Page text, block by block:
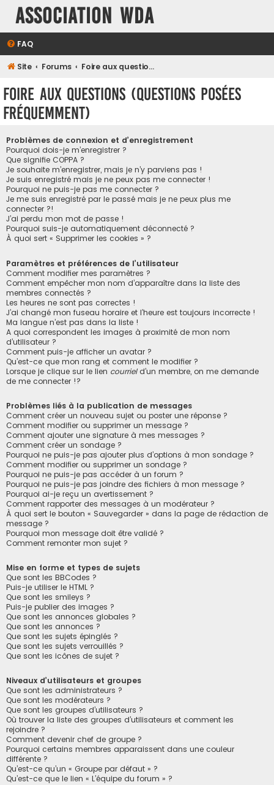
Association WDA
FAQ
Site Forums Foire aux questions (Questions posées fréquemment)
Foire aux questions (Questions posées
fréquemment)
Problèmes de connexion et d’enregistrement
Pourquoi dois-je m’enregistrer ?
Que signifie COPPA ?
Je souhaite m’enregistrer, mais je n’y parviens pas !
Je suis enregistré mais je ne peux pas me connecter !
Pourquoi ne puis-je pas me connecter ?
Je me suis enregistré par le passé mais je ne peux plus me
connecter ?!
J’ai perdu mon mot de passe !
Pourquoi suis-je automatiquement déconnecté ?
À quoi sert « Supprimer les cookies » ?
Paramètres et préférences de l’utilisateur
Comment modifier mes paramètres ?
Comment empêcher mon nom d’apparaître dans la liste des
membres connectés ?
Les heures ne sont pas correctes !
J’ai changé mon fuseau horaire et l’heure est toujours incorrecte !
Ma langue n’est pas dans la liste !
A quoi correspondent les images à proximité de mon nom
d’utilisateur ?
Comment puis-je afficher un avatar ?
Qu’est-ce que mon rang et comment le modifier ?
Lorsque je clique sur le lien courrield’un membre, on me demande
de me connecter !?
Problèmes liés à la publication de messages
Comment créer un nouveau sujet ou poster une réponse ?
Comment modifier ou supprimer un message ?
Comment ajouter une signature à mes messages ?
Comment créer un sondage ?
Pourquoi ne puis-je pas ajouter plus d’options à mon sondage ?
Comment modifier ou supprimer un sondage ?
Pourquoi ne puis-je pas accéder à un forum ?
Pourquoi ne puis-je pas joindre des fichiers à mon message ?
Pourquoi ai-je reçu un avertissement ?
Comment rapporter des messages à un modérateur ?
À quoi sert le bouton « Sauvegarder » dans la page de rédaction de
message ?
Pourquoi mon message doit être validé ?
Comment remonter mon sujet ?
Mise en forme et types de sujets
Que sont les BBCodes ?
Puis-je utiliser le HTML ?
Que sont les smileys ?
Puis-je publier des images ?
Que sont les annonces globales ?
Que sont les annonces ?
Que sont les sujets épinglés ?
Que sont les sujets verrouillés ?
Que sont les icônes de sujet ?
Niveaux d’utilisateurs et groupes
Que sont les administrateurs ?
Que sont les modérateurs ?
Que sont les groupes d’utilisateurs ?
Où trouver la liste des groupes d’utilisateurs et comment les
rejoindre ?
Comment devenir chef de groupe ?
Pourquoi certains membres apparaissent dans une couleur
différente ?
Qu’est-ce qu’un « Groupe par défaut » ?
Qu’est-ce que le lien « L’équipe du forum » ?